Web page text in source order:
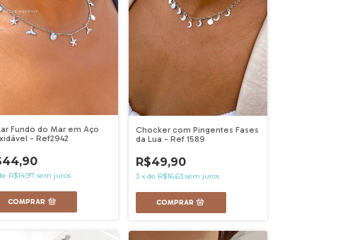
Fundo do Mar em Aço
- Ref2942
R$14,97 sem juros
COMPRAR
Chocker com Pingentes Fases
da Lua - Ref 1589
R$49,90
3 x de R$16,63 sem juros